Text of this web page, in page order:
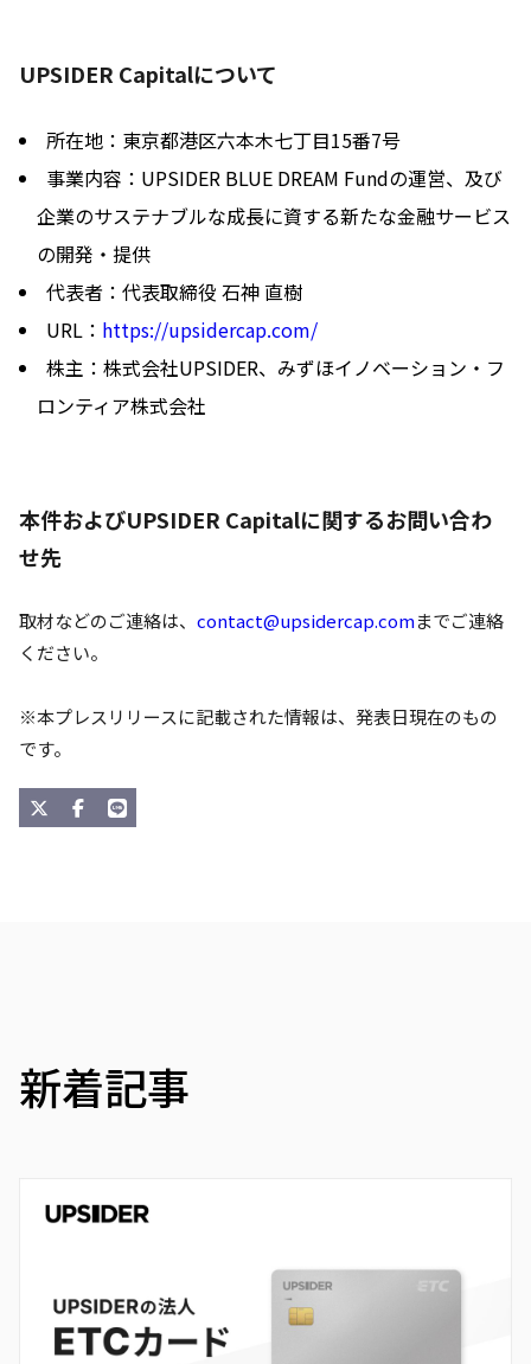
UPSIDER Capitalについて
所在地：東京都港区六本木七丁目15番7号
事業内容：UPSIDER BLUE DREAM Fundの運営、及び
企業のサステナブルな成長に資する新たな金融サービス
の開発・提供
代表者：代表取締役 石神 直樹
URL： https://upsidercap.com/
株主：株式会社UPSIDER、みずほイノベーション・フ
ロンティア株式会社
本件およびUPSIDER Capitalに関するお問い合わ
せ先
取材などのご連絡は、 contact@upsidercap.comまでご連絡
ください。
※本プレスリリースに記載された情報は、発表日現在のもの
です。
新着記事